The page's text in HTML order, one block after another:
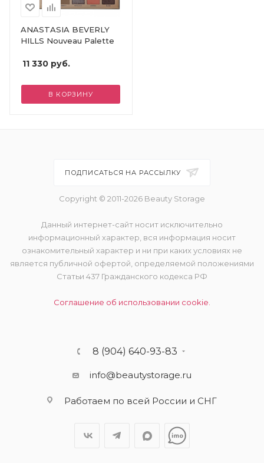
ANASTASIA BEVERLY
HILLS Nouveau Palette
11 330 руб.
В КОРЗИНУ
ПОДПИСАТЬСЯ НА РАССЫЛКУ
Copyright © 2011-2026 Beauty Storage
Данный интернет-сайт носит исключительно
информационный характер, вся информация носит
ознакомительный характер и ни при каких условиях не
является публичной офертой, определяемой положениями
Статьи 437 Гражданского кодекса РФ
Соглашение об использовании cookie.
8 (904) 640-93-83
info@beautystorage.ru
Работаем по всей России и СНГ